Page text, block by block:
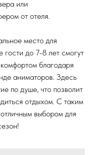
или
от отеля.
место для
гости до 7-8 лет смогут
благодаря
аниматоров. Здесь
по душе, что позволит
отдыхом. С таким
выбором для